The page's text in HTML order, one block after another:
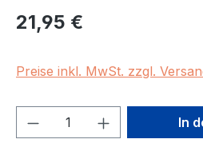
Regulärer Preis:
21,95 €
Preise inkl. MwSt. zzgl.
Produkt Anzahl: Gib
In